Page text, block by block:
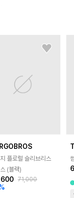
플로럴 슬리브리스
(블랙)
71,000